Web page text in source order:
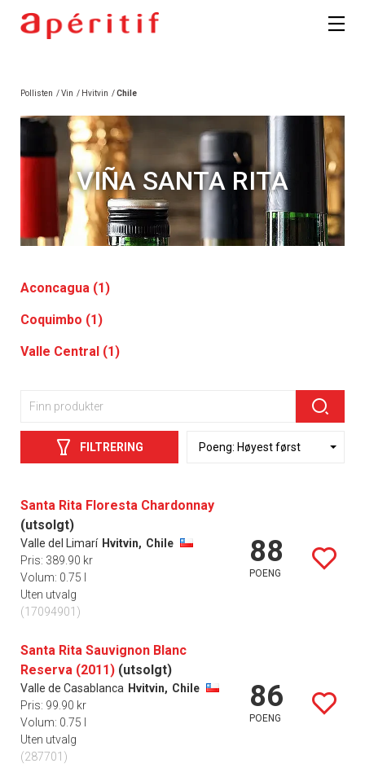
Pollisten /Vin / Hvitvin /Chile
VIÑA SANTA RITA
Aconcagua (1)
Coquimbo (1)
Valle Central (1)
FILTRERING
Santa Rita Floresta Chardonnay
(utsolgt)
Valle del Limarí Hvitvin, Chile
Pris: 389.90 kr
Volum: 0.75 l
Uten utvalg
(17094901)
88
POENG
Santa Rita Sauvignon Blanc
Reserva (2011) (utsolgt)
Valle de Casablanca Hvitvin, Chile
Pris: 99.90 kr
Volum: 0.75 l
Uten utvalg
(287701)
86
POENG